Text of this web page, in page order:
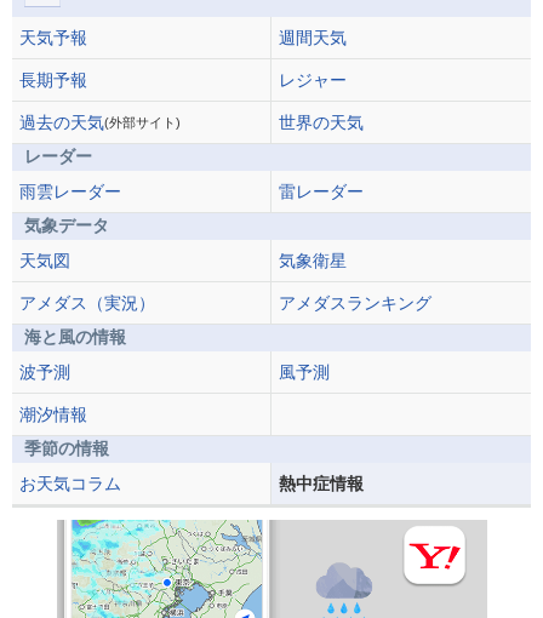
天気予報 週間天気
長期予報 レジャー
過去の天気(外部サイト)
世界の天気
レーダー
雨雲レーダー
雷レーダー
気象データ
天気図
気象衛星
アメダス（実況）
アメダスランキング
海と風の情報
波予測
風予測
潮汐情報
季節の情報
お天気コラム
熱中症情報